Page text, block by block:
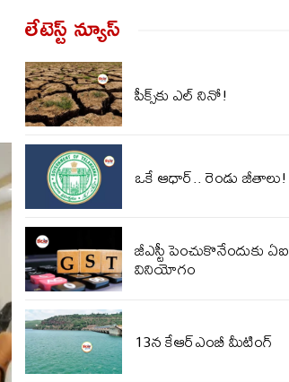
లేటెస్ట్ న్యూస్‌
పీక్స్‌కు ఎల్‌ నినో!
ఒకే ఆధార్.. రెండు జీతాలు!
జీఎస్టీ పెంచుకొనేందుకు ఏఐ
వినియోగం
13న కేఆర్‌‌ఎంబీ మీటింగ్